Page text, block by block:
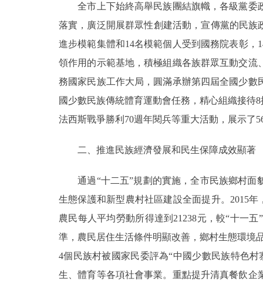
全市上下始終高舉民族團結旗幟，各級黨委
落實，廣泛開展群眾性創建活動，宣傳黨的民
進步模範集體和14名模範個人受到國務院表彰
領作用的示範基地，積極組織各族群眾互動交
務國家民族工作大局，圓滿承辦第四屆全國少
國少數民族傳統體育運動會任務，精心組織接待
法西斯戰爭勝利70週年閱兵等重大活動，展示了
二、推進民族經濟發展和民生保障成效顯著
通過“十二五”規劃的實施，全市民族鄉村面
生態保護和新型農村社區建設全面提升。2015
農民每人平均勞動所得達到21238元，較“十一
準，農民居住生活條件明顯改善，鄉村生態環境
4個民族村被國家民委評為“中國少數民族特色
生、體育等各項社會事業。重點提升清真餐飲